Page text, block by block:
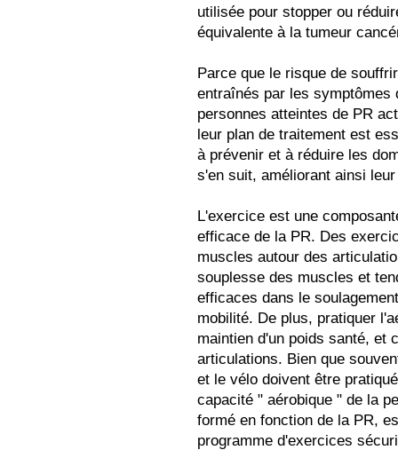
utilisée pour stopper ou
équivalente à la tumeur
Parce que le risque de
entraînés par les symptômes
personnes atteintes de PR
leur plan de traitement est
à prévenir et à réduire les
s'en suit, améliorant ainsi
L'exercice est une
efficace de la PR. Des
muscles autour des
souplesse des muscles et
efficaces dans le
mobilité. De plus, pratiquer
maintien d'un poids santé, et
articulations. Bien que
et le vélo doivent être
capacité " aérobique " de la
formé en fonction de la PR,
programme d'exercices